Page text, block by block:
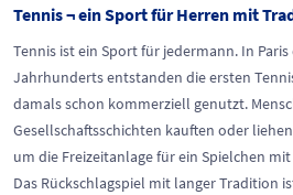
Tennis ¬ ein Sport für Herren mit
Tennis ist ein Sport für jedermann. In Paris
Jahrhunderts entstanden die ersten
damals schon kommerziell genutzt.
Gesellschaftsschichten kauften oder
um die Freizeitanlage für ein Spielchen
Das Rückschlagspiel mit langer Tradition